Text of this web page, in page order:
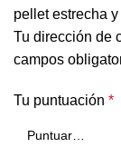
pellet estrecha
Tu dirección de
campos
Tu puntuación *